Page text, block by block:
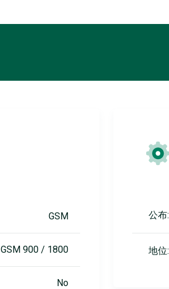
GSM
GSM 900 / 1800
No
公布:
地位: